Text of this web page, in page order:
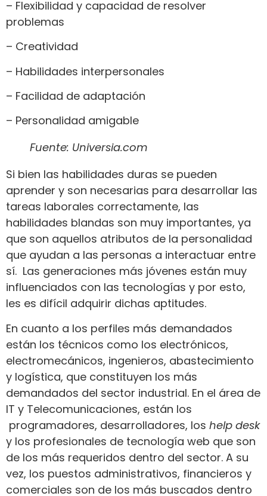
– Flexibilidad y capacidad de resolver
problemas
– Creatividad
– Habilidades interpersonales
– Facilidad de adaptación
– Personalidad amigable
Fuente: Universia.com
Si bien las habilidades duras se pueden
aprender y son necesarias para desarrollar las
tareas laborales correctamente, las
habilidades blandas son muy importantes, ya
que son aquellos atributos de la personalidad
que ayudan a las personas a interactuar entre
sí. Las generaciones más jóvenes están muy
influenciados con las tecnologías y por esto,
les es difícil adquirir dichas aptitudes.
En cuanto a los perfiles más demandados
están los técnicos como los electrónicos,
electromecánicos, ingenieros, abastecimiento
y logística, que constituyen los más
demandados del sector industrial. En el área de
IT y Telecomunicaciones, están los
programadores, desarrolladores, los help desk
y los profesionales de tecnología web que son
de los más requeridos dentro del sector. A su
vez, los puestos administrativos, financieros y
comerciales son de los más buscados dentro